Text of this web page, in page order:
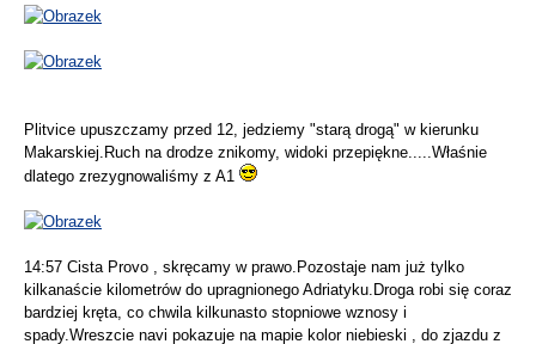
Plitvice upuszczamy przed 12, jedziemy "starą drogą" w kierunku
Makarskiej.Ruch na drodze znikomy, widoki przepiękne.....Właśnie
dlatego zrezygnowaliśmy z A1
14:57 Cista Provo , skręcamy w prawo.Pozostaje nam już tylko
kilkanaście kilometrów do upragnionego Adriatyku.Droga robi się coraz
bardziej kręta, co chwila kilkunasto stopniowe wznosy i
spady.Wreszcie navi pokazuje na mapie kolor niebieski , do zjazdu z